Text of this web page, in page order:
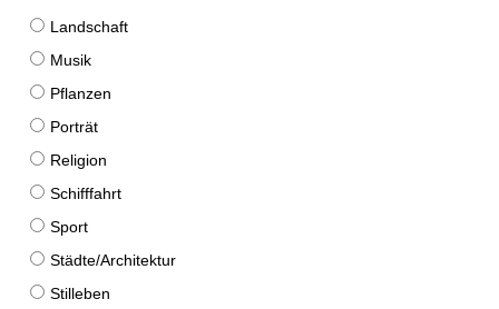
Landschaft
Musik
Pflanzen
Porträt
Religion
Schifffahrt
Sport
Städte/Architektur
Stilleben